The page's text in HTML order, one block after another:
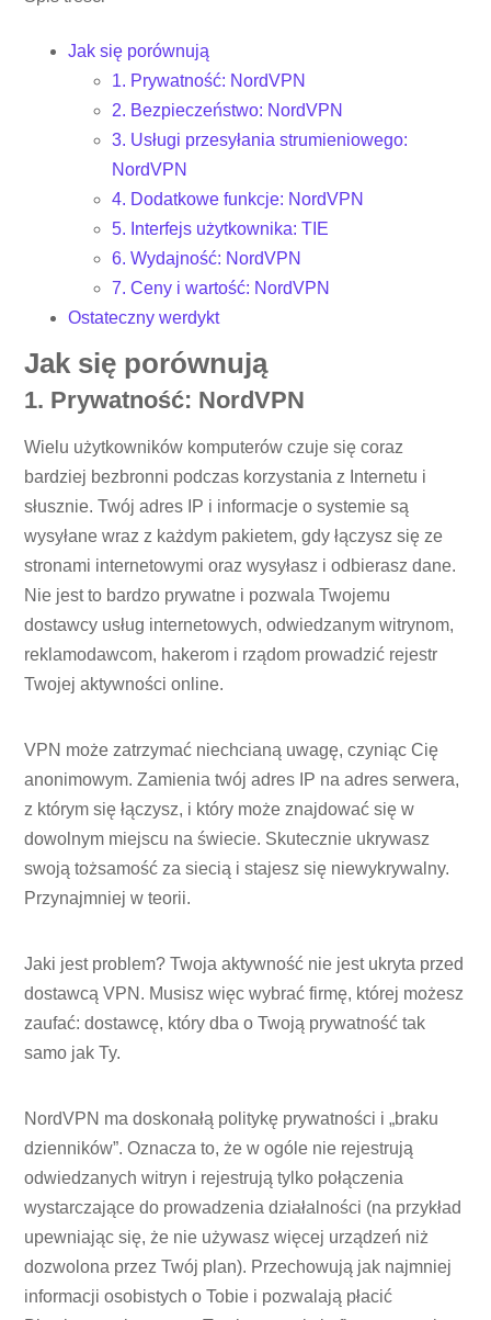
Jak się porównują
1. Prywatność: NordVPN
2. Bezpieczeństwo: NordVPN
3. Usługi przesyłania strumieniowego:
NordVPN
4. Dodatkowe funkcje: NordVPN
5. Interfejs użytkownika: TIE
6. Wydajność: NordVPN
7. Ceny i wartość: NordVPN
Ostateczny werdykt
Jak się porównują
1. Prywatność: NordVPN
Wielu użytkowników komputerów czuje się coraz
bardziej bezbronni podczas korzystania z Internetu i
słusznie. Twój adres IP i informacje o systemie są
wysyłane wraz z każdym pakietem, gdy łączysz się ze
stronami internetowymi oraz wysyłasz i odbierasz dane.
Nie jest to bardzo prywatne i pozwala Twojemu
dostawcy usług internetowych, odwiedzanym witrynom,
reklamodawcom, hakerom i rządom prowadzić rejestr
Twojej aktywności online.
VPN może zatrzymać niechcianą uwagę, czyniąc Cię
anonimowym. Zamienia twój adres IP na adres serwera,
z którym się łączysz, i który może znajdować się w
dowolnym miejscu na świecie. Skutecznie ukrywasz
swoją tożsamość za siecią i stajesz się niewykrywalny.
Przynajmniej w teorii.
Jaki jest problem? Twoja aktywność nie jest ukryta przed
dostawcą VPN. Musisz więc wybrać firmę, której możesz
zaufać: dostawcę, który dba o Twoją prywatność tak
samo jak Ty.
NordVPN ma doskonałą politykę prywatności i „braku
dzienników”. Oznacza to, że w ogóle nie rejestrują
odwiedzanych witryn i rejestrują tylko połączenia
wystarczające do prowadzenia działalności (na przykład
upewniając się, że nie używasz więcej urządzeń niż
dozwolona przez Twój plan). Przechowują jak najmniej
informacji osobistych o Tobie i pozwalają płacić